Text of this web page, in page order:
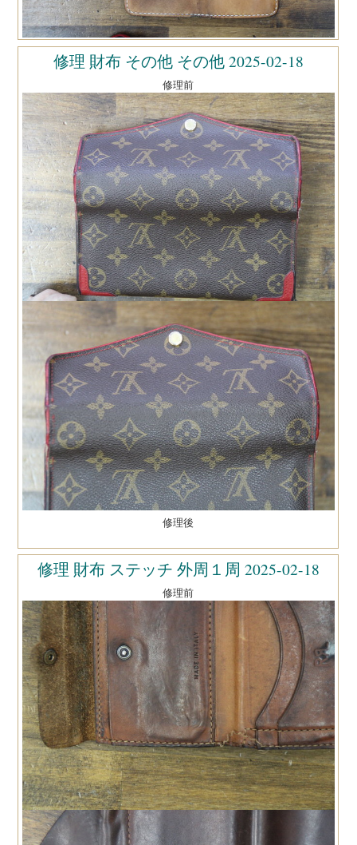
修理 財布 その他 その他 2025-02-18
修理前
修理後
修理 財布 ステッチ 外周１周 2025-02-18
修理前